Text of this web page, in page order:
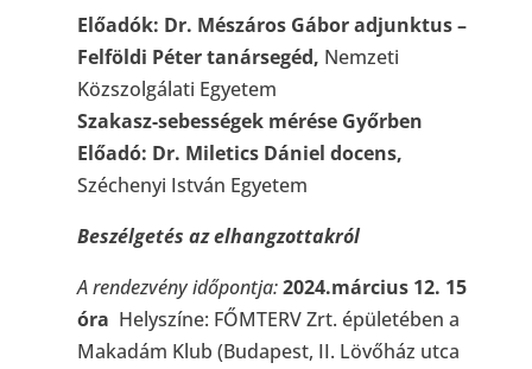
Előadók: Dr. Mészáros Gábor adjunktus –
Felföldi Péter tanársegéd, Nemzeti
Közszolgálati Egyetem
Szakasz-sebességek mérése Győrben
Előadó: Dr. Miletics Dániel docens,
Széchenyi István Egyetem
Beszélgetés az elhangzottakról
A rendezvény időpontja:2024.március 12. 15
óra Helyszíne: FŐMTERV Zrt. épületében a
Makadám Klub (Budapest, II. Lövőház utca